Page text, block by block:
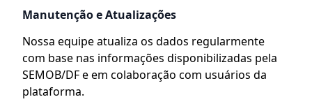
Manutenção e Atualizações
Nossa equipe atualiza os dados regularmente
com base nas informações disponibilizadas pela
SEMOB/DF e em colaboração com usuários da
plataforma.